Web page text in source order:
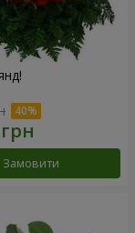
Замовити